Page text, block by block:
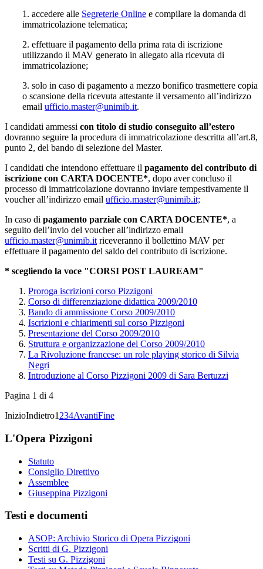
1. accedere alle Segreterie Online e compilare la domanda di
immatricolazione telematica;
2. effettuare il pagamento della prima rata di iscrizione
utilizzando il MAV generato in allegato alla ricevuta di
immatricolazione;
3. solo in caso di pagamento a mezzo bonifico trasmettere copia
o scansione della ricevuta attestante il versamento all’indirizzo
email ufficio.master@unimib.it.
I candidati ammessi con titolo di studio conseguito all’estero
dovranno seguire la procedura di immatricolazione descritta all’art.8,
punto 2, del bando di selezione del Master.
I candidati che intendono effettuare il pagamento del contributo di
iscrizione con CARTA DOCENTE*, dopo aver concluso il
processo di immatricolazione dovranno inviare tempestivamente il
voucher all’indirizzo email ufficio.master@unimib.it;
In caso di pagamento parziale con CARTA DOCENTE*, a
seguito dell’invio del voucher all’indirizzo email
ufficio.master@unimib.it riceveranno il bollettino MAV per
effettuare il pagamento del saldo del contributo di iscrizione.
* scegliendo la voce "CORSI POST LAUREAM"
Proroga iscrizioni corso Pizzigoni
Corso di differenziazione didattica 2009/2010
Bando di ammissione Corso 2009/2010
Iscrizioni e chiarimenti sul corso Pizzigoni
Presentazione del Corso 2009/2010
Struttura e organizzazione del Corso 2009/2010
La Rivoluzione francese: un role playing storico di Silvia
Negri
Introduzione al Corso Pizzigoni 2009 di Sara Bertuzzi
Pagina 1 di 4
InizioIndietro1 234AvantiFine
L'Opera Pizzigoni
Statuto
Consiglio Direttivo
Assemblee
Giuseppina Pizzigoni
Testi e documenti
ASOP: Archivio Storico di Opera Pizzigoni
Scritti di G. Pizzigoni
Testi su G. Pizzigoni